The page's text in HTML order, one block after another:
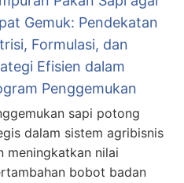
Gemuk: Pendekatan
Formulasi, dan
Efisien dalam
Penggemukan
sapi potong
dalam sistem agribisnis
meningkatkan nilai
bobot badan